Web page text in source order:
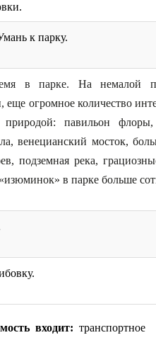
к парку.
в парке. На немалой
еще огромное количество
природой: павильон ф
венецианский мосток,
подземная река, г
в парке больше
входит:транспортное